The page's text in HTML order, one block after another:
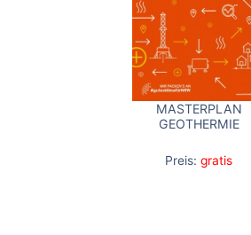
MASTERPLAN
GEOTHERMIE
Preis: gratis